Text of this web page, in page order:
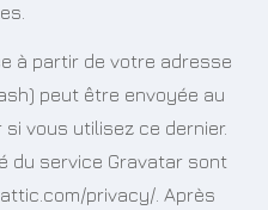
à partir de votre adresse
peut être envoyée au
vous utilisez ce dernier.
du service Gravatar sont
privacy/. Après